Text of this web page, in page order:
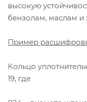
высокую
бензолам, маслам
Пример
Кольцо
19, где